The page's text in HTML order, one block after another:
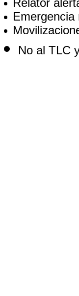
Relator
Emergencia
No al TLC